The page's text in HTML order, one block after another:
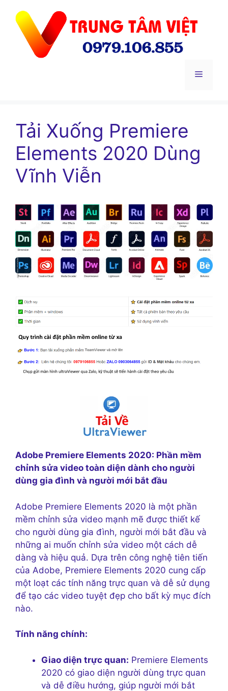
Menu
Tải Xuống Premiere
Elements 2020 Dùng
Vĩnh Viễn
Adobe Premiere Elements 2020: Phần mềm
chỉnh sửa video toàn diện dành cho người
dùng gia đình và người mới bắt đầu
Adobe Premiere Elements 2020 là một phần
mềm chỉnh sửa video mạnh mẽ được thiết kế
cho người dùng gia đình, người mới bắt đầu và
những ai muốn chỉnh sửa video một cách dễ
dàng và hiệu quả. Dựa trên công nghệ tiên tiến
của Adobe, Premiere Elements 2020 cung cấp
một loạt các tính năng trực quan và dễ sử dụng
để tạo các video tuyệt đẹp cho bất kỳ mục đích
nào.
Tính năng chính:
Giao diện trực quan: Premiere Elements
2020 có giao diện người dùng trực quan
và dễ điều hướng, giúp người mới bắt